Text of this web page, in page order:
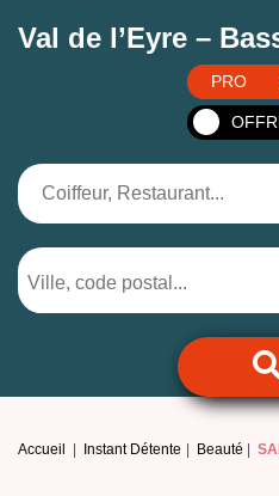
Val de l’Eyre –
PRO
Accueil Instant Détente Beauté